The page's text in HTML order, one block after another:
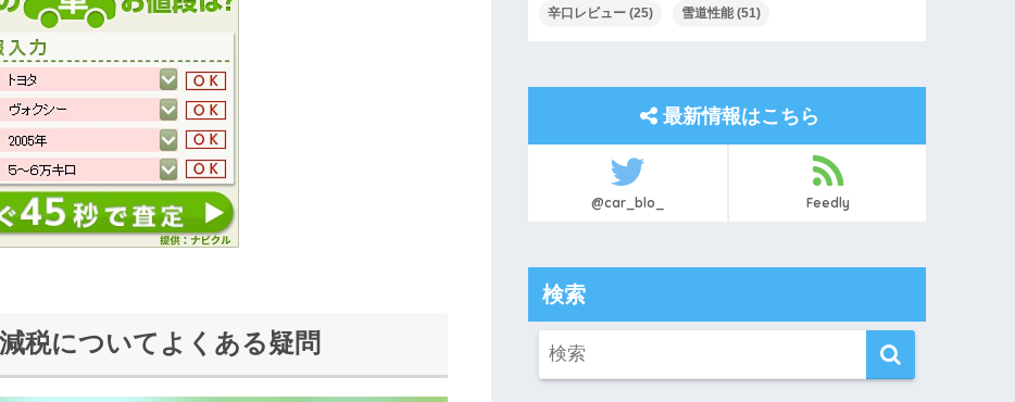
税についてよくある疑問
辛口レビュー (25) 雪道性能 (51)
最新情報はこちら
@car_blo_ Feedly
検索